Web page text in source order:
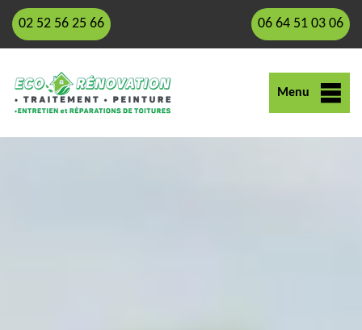
02 52 56 25 66 06 64 51 03 06
Menu